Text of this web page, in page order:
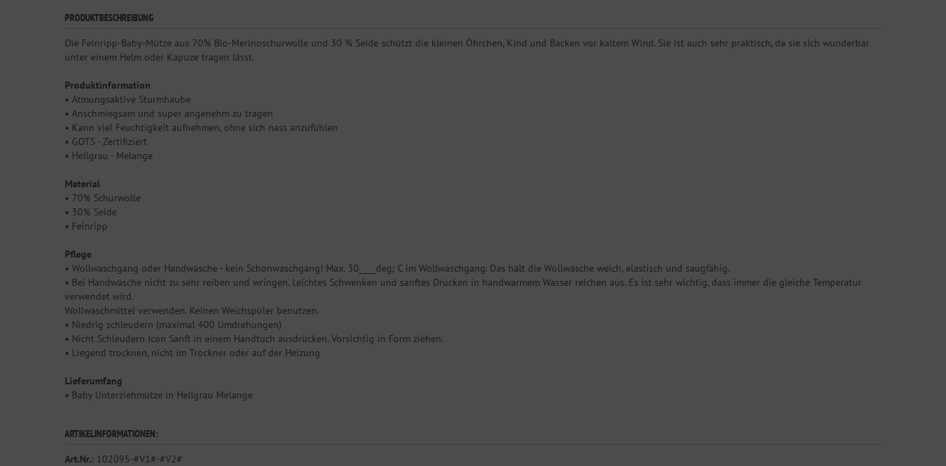
PRODUKTBESCHREIBUNG
Die Feinripp-Baby-Mütze aus 70% Bio-Merinoschurwolle und 30 % Seide schützt die kleinen Öhrchen, Kind und Backen vor kaltem Wind. Sie ist auch sehr praktisch, da sie sich wunderbar
unter einem Helm oder Kapuze tragen lässt.
Produktinformation
• Atmungsaktive Sturmhaube
• Anschmiegsam und super angenehm zu tragen
• Kann viel Feuchtigkeit aufnehmen, ohne sich nass anzufühlen
• GOTS - Zertifiziert
• Hellgrau - Melange
Material
• 70% Schurwolle
• 30% Seide
• Feinripp
Pflege
• Wollwaschgang oder Handwäsche - kein Schonwaschgang! Max. 30____deg; C im Wollwaschgang. Das hält die Wollwäsche weich, elastisch und saugfähig.
• Bei Handwäsche nicht zu sehr reiben und wringen. Leichtes Schwenken und sanftes Drücken in handwarmem Wasser reichen aus. Es ist sehr wichtig, dass immer die gleiche Temperatur
verwendet wird.
Wollwaschmittel verwenden. Keinen Weichspüler benutzen.
• Niedrig schleudern (maximal 400 Umdrehungen)
• Nicht Schleudern Icon Sanft in einem Handtuch ausdrücken. Vorsichtig in Form ziehen.
• Liegend trocknen, nicht im Trockner oder auf der Heizung
Lieferumfang
• Baby Unterziehmütze in Hellgrau Melange
ARTIKELINFORMATIONEN:
Art.Nr.: 102095-#V1#-#V2#